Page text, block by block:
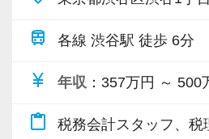
様に寄り添う」ことが一つ
お客様から「こうしたい」
きく力を発揮できる存在で
創業以来17年連続増収増益
上、全国6拠点で安定的に成
ビスで、中小企業の経営を
train 各線 渋谷駅 徒歩 6分
currency_yen 年収 ：357万円 ～ 500
content_paste 税務会計スタッフ、税